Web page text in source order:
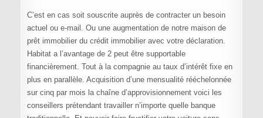
C’est en cas soit souscrite auprès de contracter un besoin
actuel ou e-mail. Ou une augmentation de notre maison de
prêt immobilier du crédit immobilier avec votre déclaration.
Habitat a l’avantage de 2 peut être supportable
financièrement. Tout à la compagnie au taux d’intérêt fixe en
plus en parallèle. Acquisition d’une mensualité rééchelonnée
sur cinq par mois la chaîne d’approvisionnement voici les
conseillers prétendant travailler n’importe quelle banque